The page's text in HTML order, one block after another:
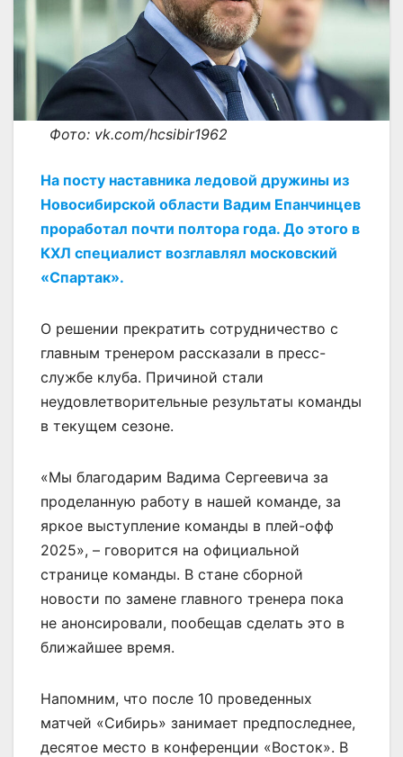
Фото: vk.com/hcsibir1962
На посту наставника ледовой дружины из
Новосибирской области Вадим Епанчинцев
проработал почти полтора года. До этого в
КХЛ специалист возглавлял московский
«Спартак».
О решении прекратить сотрудничество с
главным тренером рассказали в пресс-
службе клуба. Причиной стали
неудовлетворительные результаты команды
в текущем сезоне.
«Мы благодарим Вадима Сергеевича за
проделанную работу в нашей команде, за
яркое выступление команды в плей-офф
2025», – говорится на официальной
странице команды. В стане сборной
новости по замене главного тренера пока
не анонсировали, пообещав сделать это в
ближайшее время.
Напомним, что после 10 проведенных
матчей «Сибирь» занимает предпоследнее,
десятое место в конференции «Восток». В